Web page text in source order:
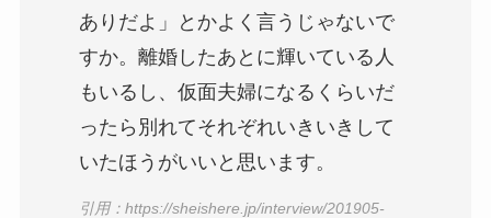
ありだよ」とかよく言うじゃないで
すか。離婚したあとに輝いている人
もいるし、仮面夫婦になるくらいだ
ったら別れてそれぞれいきいきして
いたほうがいいと思います。
引用：https://sheishere.jp/interview/201905-